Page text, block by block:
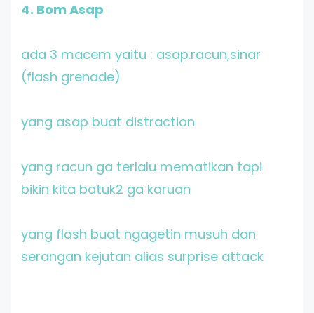
4. Bom Asap
ada 3 macem yaitu : asap.racun,sinar
(flash grenade)
yang asap buat distraction
yang racun ga terlalu mematikan tapi
bikin kita batuk2 ga karuan
yang flash buat ngagetin musuh dan
serangan kejutan alias surprise attack